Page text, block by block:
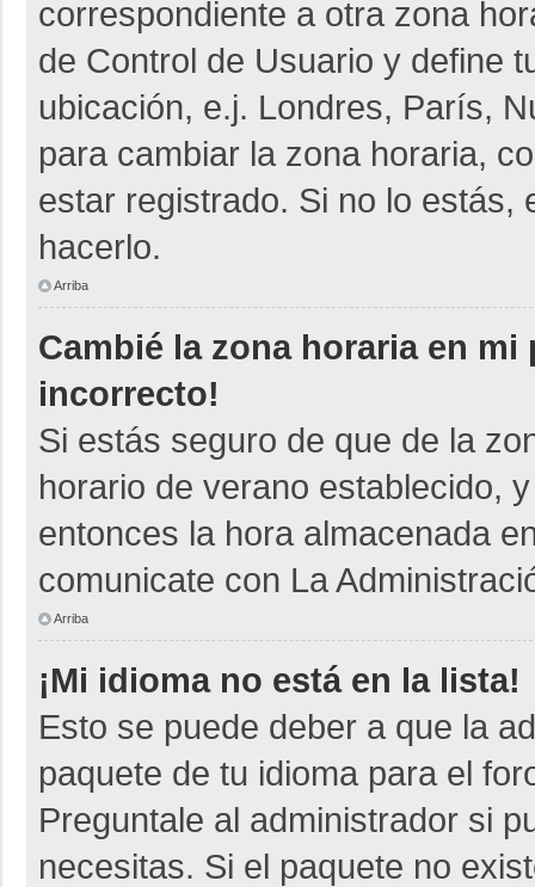
correspondiente a otra zona
de Control de Usuario y define
ubicación, e.j. Londres, París,
para cambiar la zona horaria,
estar registrado. Si no lo estás,
hacerlo.
Arriba
Cambié la zona horaria en
incorrecto!
Si estás seguro de que de la
horario de verano establecido,
entonces la hora almacenada
comunicate con La
Arriba
¡Mi idioma no está en la lista!
Esto se puede deber a que la
paquete de tu idioma para el
Preguntale al administrador si
necesitas. Si el paquete no